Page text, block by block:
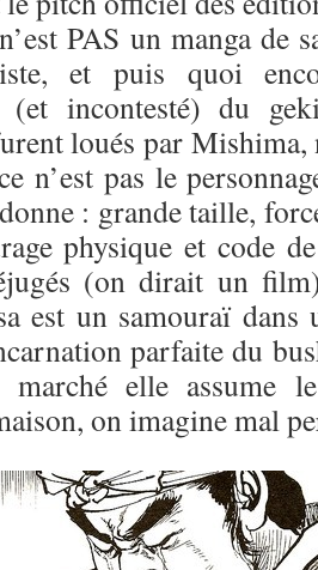
PAS un manga de
et puis quoi
(et incontesté) du
loués par Mishima,
n’est pas le
: grande taille,
physique et code
(on dirait un
est un samouraï dans
parfaite du
marché elle assume
on imagine mal